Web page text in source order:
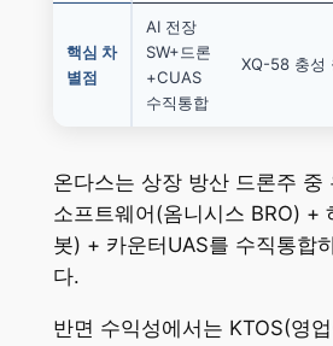
핵심 차
별점
AI 전장
SW+드론
+CUAS
수직통합
XQ-58 충성
온다스는 상장 방산 드론주 중
소프트웨어(옴니시스 BRO) +
봇) + 카운터UAS를 수직통합
다.
반면 수익성에서는 KTOS(영